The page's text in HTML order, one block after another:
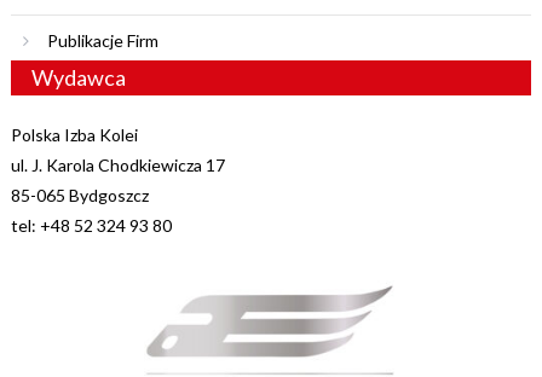
Publikacje Firm
Wydawca
Polska Izba Kolei
ul. J. Karola Chodkiewicza 17
85-065 Bydgoszcz
tel: +48 52 324 93 80